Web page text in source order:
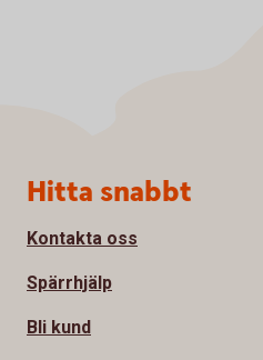
Sidfot
Hitta snabbt
Kontakta oss
Spärrhjälp
Bli kund